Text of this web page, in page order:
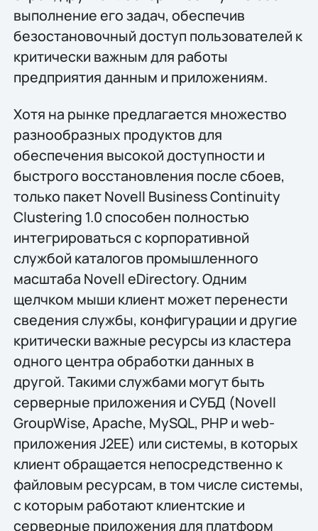
выполнение его задач, обеспечив
безостановочный доступ пользователей к
критически важным для работы
предприятия данным и приложениям.
Хотя на рынке предлагается множество
разнообразных продуктов для
обеспечения высокой доступности и
быстрого восстановления после сбоев,
только пакет Novell Business Continuity
Clustering 1.0 способен полностью
интегрироваться с корпоративной
службой каталогов промышленного
масштаба Novell eDirectory. Одним
щелчком мыши клиент может перенести
сведения службы, конфигурации и другие
критически важные ресурсы из кластера
одного центра обработки данных в
другой. Такими службами могут быть
серверные приложения и СУБД (Novell
GroupWise, Apache, MySQL, PHP и web-
приложения J2EE) или системы, в которых
клиент обращается непосредственно к
файловым ресурсам, в том числе системы,
с которым работают клиентские и
серверные приложения для платформ